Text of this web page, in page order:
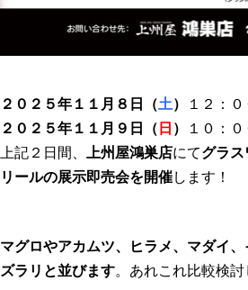
２０２５年１１月８日（土）
１２：
２０２５年１１月９日（ 日 ）
１０：
上記２日間、
上州屋鴻巣店にてグラ
リールの展示即売会を開催します！
マグロやアカムツ、ヒラメ、マダイ、
ズラリと並びます。あれこれ比較検